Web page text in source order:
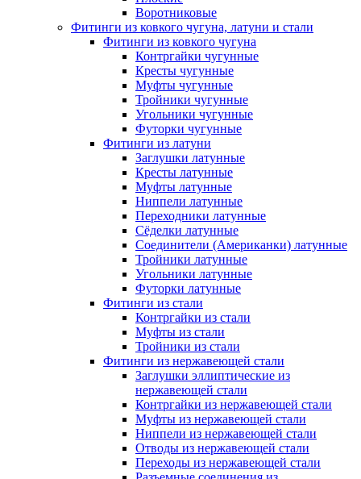
Воротниковые
Фитинги из ковкого чугуна, латуни и стали
Фитинги из ковкого чугуна
Контргайки чугунные
Кресты чугунные
Муфты чугунные
Тройники чугунные
Угольники чугунные
Футорки чугунные
Фитинги из латуни
Заглушки латунные
Кресты латунные
Муфты латунные
Ниппели латунные
Переходники латунные
Сёделки латунные
Соединители (Американки) латунные
Тройники латунные
Угольники латунные
Футорки латунные
Фитинги из стали
Контргайки из стали
Муфты из стали
Тройники из стали
Фитинги из нержавеющей стали
Заглушки эллиптические из
нержавеющей стали
Контргайки из нержавеющей стали
Муфты из нержавеющей стали
Ниппели из нержавеющей стали
Отводы из нержавеющей стали
Переходы из нержавеющей стали